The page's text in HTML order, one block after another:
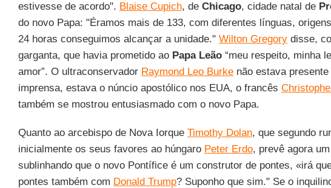
estivesse de acordo". Blaise Cupich, de Chicago, cidade natal de
do novo Papa: "Éramos mais de 133, com diferentes línguas,
24 horas conseguimos alcançar a unidade." Wilton Gregorydisse,
garganta, que havia prometido ao Papa Leão“meu respeito, minha
amor”. O ultraconservador Raymond Leo Burkenão estava presente
imprensa, estava o núncio apostólico nos EUA, o francês
também se mostrou entusiasmado com o novo Papa.
Quanto ao arcebispo de Nova Iorque Timothy Dolan, que segundo
inicialmente os seus favores ao húngaro Peter Erdo, prevê agora
sublinhando que o novo Pontífice é um construtor de pontes, «irá
pontes também com Donald Trump? Suponho que sim." Se o